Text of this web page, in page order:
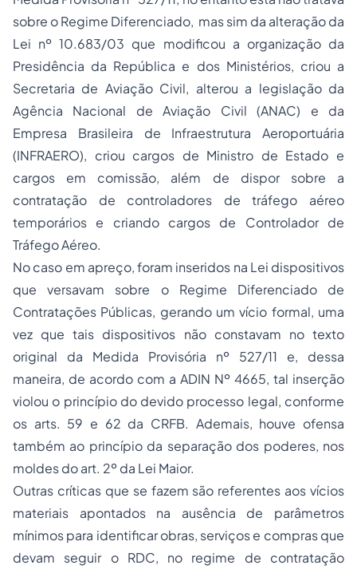
sobre o Regime Diferenciado, mas sim da alteração da
Lei nº 10.683/03 que modificou a organização da
Presidência da República e dos Ministérios, criou a
Secretaria de Aviação Civil, alterou a legislação da
Agência Nacional de Aviação Civil (ANAC) e da
Empresa Brasileira de Infraestrutura Aeroportuária
(INFRAERO), criou cargos de Ministro de Estado e
cargos em comissão, além de dispor sobre a
contratação de controladores de tráfego aéreo
temporários e criando cargos de Controlador de
Tráfego Aéreo.
No caso em apreço, foram inseridos na Lei dispositivos
que versavam sobre o Regime Diferenciado de
Contratações Públicas, gerando um vício formal, uma
vez que tais dispositivos não constavam no texto
original da Medida Provisória nº 527/11 e, dessa
maneira, de acordo com a ADIN Nº 4665, tal inserção
violou o princípio do devido processo legal, conforme
os arts. 59 e 62 da CRFB. Ademais, houve ofensa
também ao princípio da separaçãodos poderes, nos
moldes do art. 2º da Lei Maior.
Outras críticas que se fazem são referentes aos vícios
materiais apontados na ausência de parâmetros
mínimos para identificar obras, serviços e compras que
devam seguir o RDC, no regime de contratação